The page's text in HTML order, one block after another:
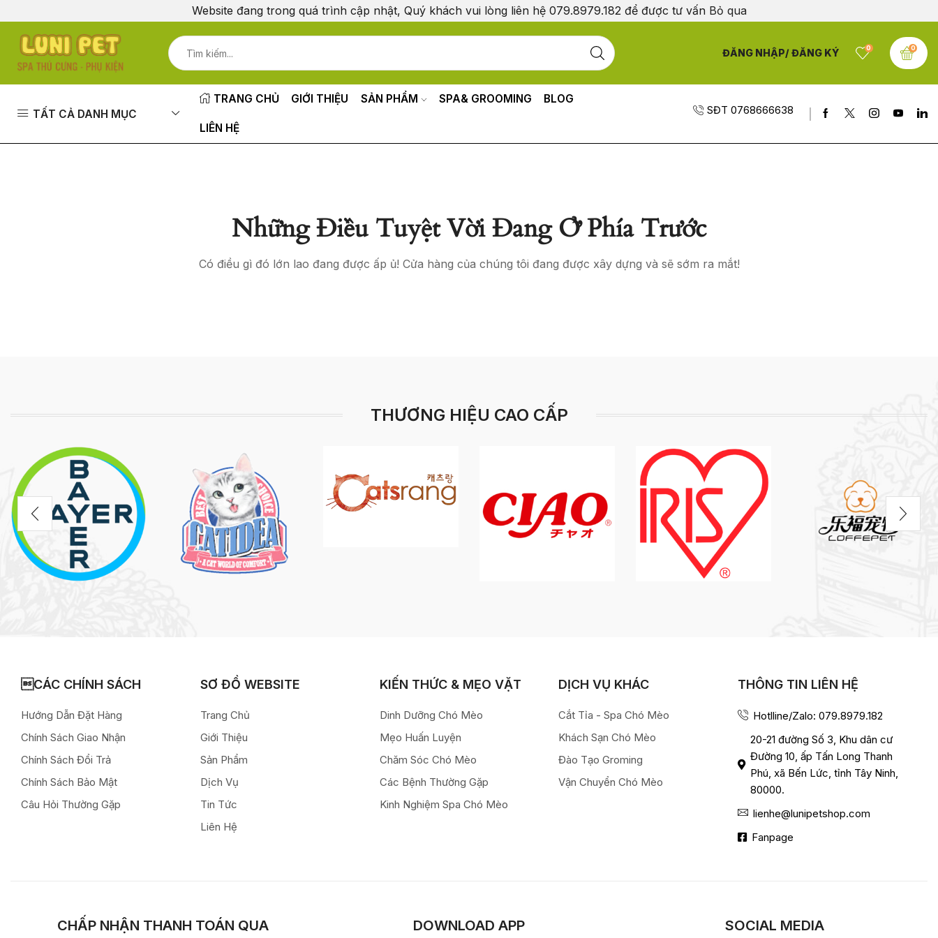
Website đang trong quá trình cập nhật, Quý khách vui lòng liên hệ 079.8979.182 để được tư vấn Bỏ qua
ĐĂNG NHẬP/ ĐĂNG KÝ 0 0
TẤT CẢ DANH MỤC
TRANG CHỦ GIỚI THIỆU SẢN PHẨM SPA& GROOMING BLOG
LIÊN HỆ
SĐT 0768666638
Những Điều Tuyệt Vời Đang Ở Phía Trước
Có điều gì đó lớn lao đang được ấp ủ! Cửa hàng của chúng tôi đang được xây dựng và sẽ sớm ra mắt!
THƯƠNG HIỆU CAO CẤP
CÁC CHÍNH SÁCH
Hướng Dẫn Đặt Hàng
Chính Sách Giao Nhận
Chính Sách Đổi Trả
Chính Sách Bảo Mật
Câu Hỏi Thường Gặp
SƠ ĐỒ WEBSITE
Trang Chủ
Giới Thiệu
Sản Phẩm
Dịch Vụ
Tin Tức
Liên Hệ
KIẾN THỨC & MẸO VẶT
Dinh Dưỡng Chó Mèo
Mẹo Huấn Luyện
Chăm Sóc Chó Mèo
Các Bệnh Thường Gặp
Kinh Nghiệm Spa Chó Mèo
DỊCH VỤ KHÁC
Cắt Tỉa - Spa Chó Mèo
Khách Sạn Chó Mèo
Đào Tạo Groming
Vận Chuyển Chó Mèo
THÔNG TIN LIÊN HỆ
Hotlline/Zalo: 079.8979.182
20-21 đường Số 3, Khu dân cư
Đường 10, ấp Tấn Long Thanh
Phú, xã Bến Lức, tỉnh Tây Ninh,
80000.
lienhe@lunipetshop.com
Fanpage
CHẤP NHẬN THANH TOÁN QUA DOWNLOAD APP SOCIAL MEDIA